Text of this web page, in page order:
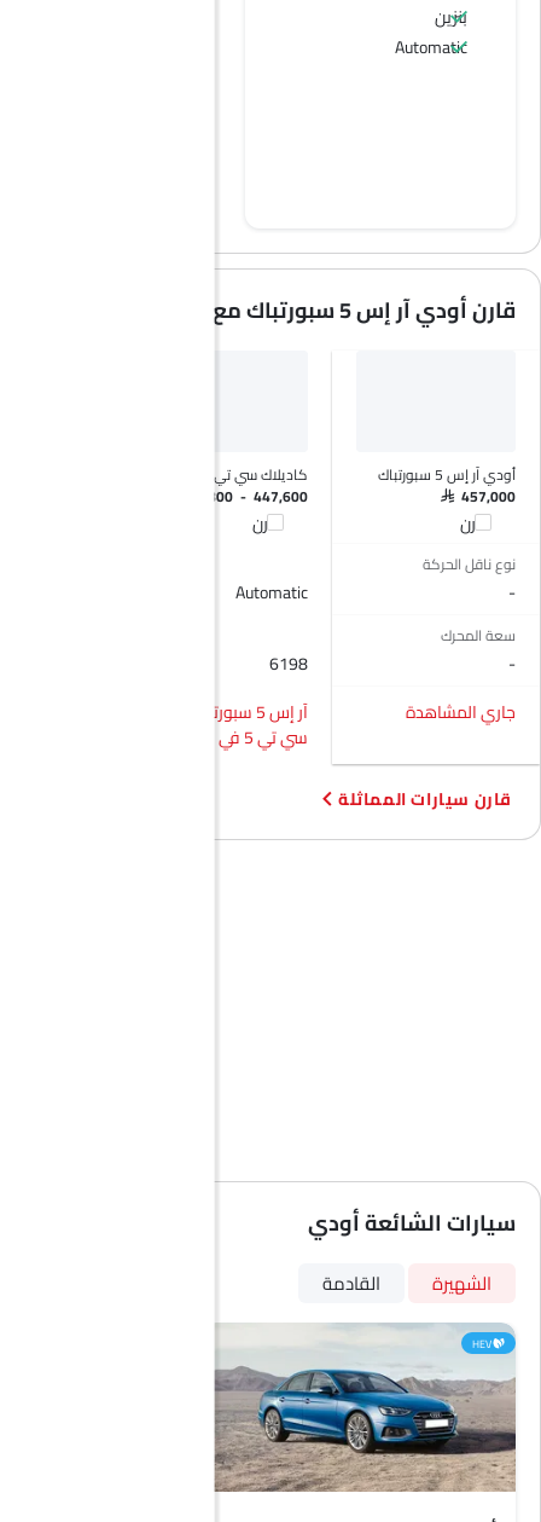
بنزين
Automatic
قارن أودي آر إس 5 سبورتباك مع سيارات مشابهة
أودي آر إس 5 سبورتباك
SAR 457,000
قارن
كاديلاك سي تي 5 في
SAR 314,800 - 447,600
قارن
نوع ناقل الحركة
-
Automatic
سعة المحرك
-
6198
جاري المشاهدة
سي تي 5 في
قارن سيارات المماثلة
سيارات الشائعة أودي
الشهيرة القادمة
HEV